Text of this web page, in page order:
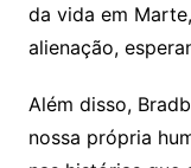
da vida em
alienação,
Além disso,
nossa própria